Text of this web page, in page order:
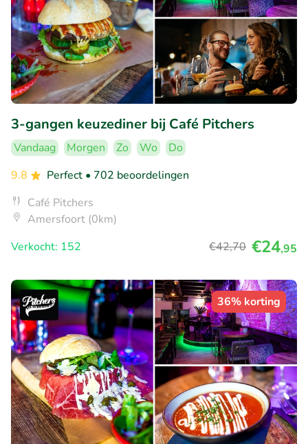
3-gangen keuzediner bij Café Pitchers
Vandaag Morgen Zo Wo
Do
9.8
Perfect • 702 beoordelingen
Café Pitchers
Amersfoort (0km)
Verkocht: 152
€42,70 €24,95
36% korting